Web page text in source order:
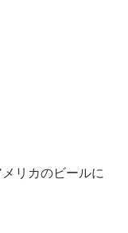
リカのビールに